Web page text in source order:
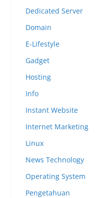
Dedicated Server
Domain
E-Lifestyle
Gadget
Hosting
Info
Instant Website
Internet Marketing
Linux
News Technology
Operating System
Pengetahuan